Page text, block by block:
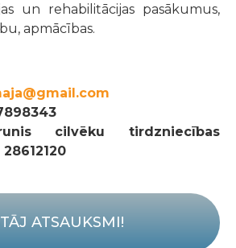
un rehabilitācijas pasākumus,
apmācības.
cilvēku tirdzniecības
ATSAUKSMI!